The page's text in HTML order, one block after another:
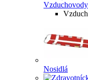
Nosidlá